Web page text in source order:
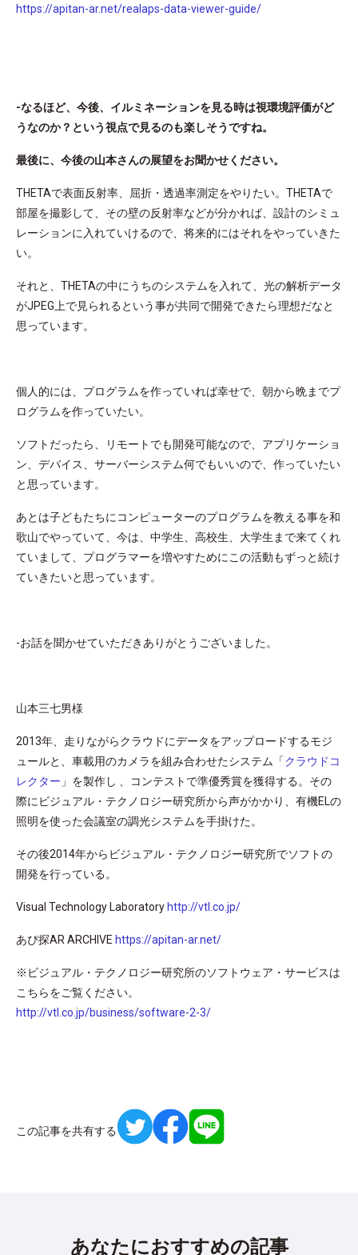
https://apitan-ar.net/realaps-data-viewer-guide/
-なるほど、今後、イルミネーションを見る時は視環境評価がど
うなのか？という視点で見るのも楽しそうですね。
最後に、今後の山本さんの展望をお聞かせください。
THETAで表面反射率、屈折・透過率測定をやりたい。THETAで
部屋を撮影して、その壁の反射率などが分かれば、設計のシミュ
レーションに入れていけるので、将来的にはそれをやっていきた
い。
それと、THETAの中にうちのシステムを入れて、光の解析データ
がJPEG上で見られるという事が共同で開発できたら理想だなと
思っています。
個人的には、プログラムを作っていれば幸せで、朝から晩までプ
ログラムを作っていたい。
ソフトだったら、リモートでも開発可能なので、アプリケーショ
ン、デバイス、サーバーシステム何でもいいので、作っていたい
と思っています。
あとは子どもたちにコンピューターのプログラムを教える事を和
歌山でやっていて、今は、中学生、高校生、大学生まで来てくれ
ていまして、プログラマーを増やすためにこの活動もずっと続け
ていきたいと思っています。
-お話を聞かせていただきありがとうございました。
山本三七男様
2013年、走りながらクラウドにデータをアップロードするモジ
ュールと、車載用のカメラを組み合わせたシステム「クラウドコ
レクター 」を製作し 、コンテストで準優秀賞を獲得する。その
際にビジュアル・テクノロジー研究所から声がかかり、有機ELの
照明を使った会議室の調光システムを手掛けた。
その後2014年からビジュアル・テクノロジー研究所でソフトの
開発を行っている。
Visual Technology Laboratory http://vtl.co.jp/
あぴ探AR ARCHIVE https://apitan-ar.net/
※ビジュアル・テクノロジー研究所のソフトウェア・サービスは
こちらをご覧ください。
http://vtl.co.jp/business/software-2-3/
この記事を共有する
あなたにおすすめの記事